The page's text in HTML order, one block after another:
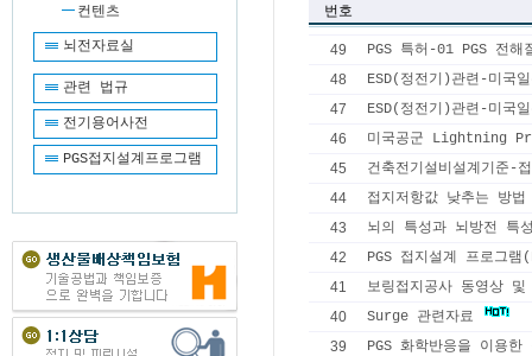
컨텐츠
뇌전자료실
관련 법규
전기용어사전
PGS접지설계프로그램
번호
49
PGS 특허-01 PGS 전
48
ESD(정전기)관련-미
47
ESD(정전기)관련-미
46
미국공군 Lightning
45
건축전기설비설계기준-
44
접지저항값 낮추는 방
43
뇌의 특성과 뇌방전 특
42
PGS 접지설계 프로그
41
보링접지공사 동영상
40
Surge 관련자료
39
PGS 화학반응을 이용